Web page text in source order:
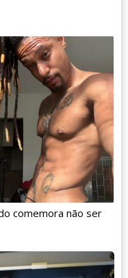
comemora não ser